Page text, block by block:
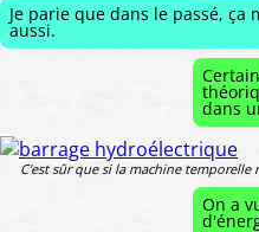
Je parie que dans le passé, ça
aussi.
dans
C'est sûr que si la machine temporelle
On a